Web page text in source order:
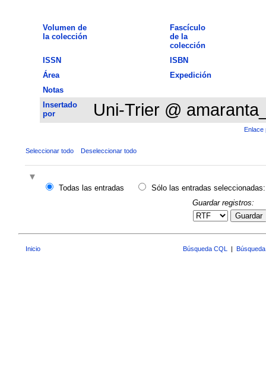
Volumen de
la colección
Fascículo
de la
colección
ISSN
ISBN
Área
Expedición
Notas
Insertado
por
Uni-Trier @
Enlace
Seleccionar todo Deseleccionar todo
Todas las entradas
Sólo las entradas seleccionadas:
Guardar registros:
Guardar
Inicio Búsqueda CQL